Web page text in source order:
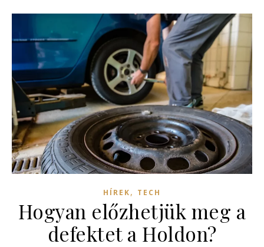
HÍREK, TECH
Hogyan előzhetjük meg a
defektet a Holdon?